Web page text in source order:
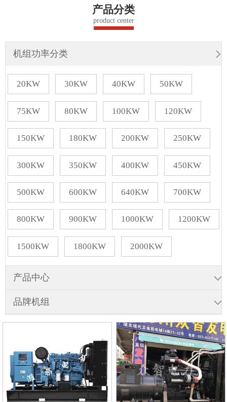
产品分类
product center
机组功率分类
20KW 30KW 40KW 50KW
75KW 80KW 100KW 120KW
150KW 180KW 200KW 250KW
300KW 350KW 400KW 450KW
500KW 600KW 640KW 700KW
800KW 900KW 1000KW 1200KW
1500KW 1800KW 2000KW
产品中心
品牌机组